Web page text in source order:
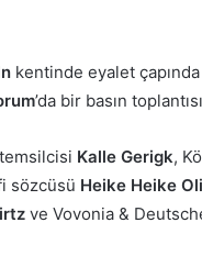
kentinde eyalet
’da bir basın
Kalle Gerigk,
sözcüsü Heike Heike
ve Vovonia &